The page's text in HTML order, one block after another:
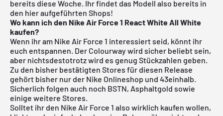
bereits diese Woche. Ihr findet das Modell also bereits in
den hier aufgeführten Shops!
Wo kann ich den Nike Air Force 1 React White All White
kaufen?
Wenn ihr am Nike Air Force 1 interessiert seid, könnt ihr
euch entspannen. Der Colourway wird sicher beliebt sein,
aber nichtsdestotrotz wird es genug Stückzahlen geben.
Zu den bisher bestätigten Stores für diesen Release
gehört bisher nur der Nike Onlineshop und 43einhalb.
Sicherlich folgen auch noch BSTN, Asphaltgold sowie
einige weitere Stores.
Solltet ihr den Nike Air Force 1 also wirklich kaufen wollen,